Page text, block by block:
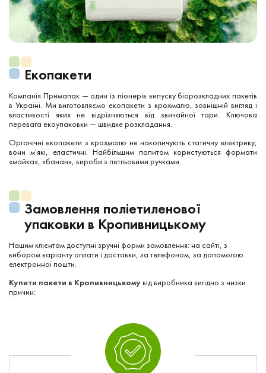
Екопакети
Компанія Примапак — один із піонерів випуску біорозкладних пакетів
в Україні. Ми виготовляємо екопакети з крохмалю, зовнішній вигляд і
властивості яких не відрізняються від звичайної тари. Ключова
перевага екоупаковки — швидке розкладання.
Органічні екопакети з крохмалю не накопичують статичну електрику,
вони м'які, еластичні. Найбільшим попитом користуються формати
«майка», «банан», вироби з петльовими ручками.
Замовлення поліетиленової
упаковки в Кропивницькому
Нашим клієнтам доступні зручні форми замовлення: на сайті, з
вибором варіанту оплати і доставки, за телефоном, за допомогою
електронної пошти.
Купити пакети в Кропивницькомувід виробника вигідно з низки
причин: